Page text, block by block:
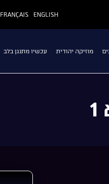
ENGLISH
FRANÇAIS
מוזיקה יהודית עכשיו מתנגן בלב